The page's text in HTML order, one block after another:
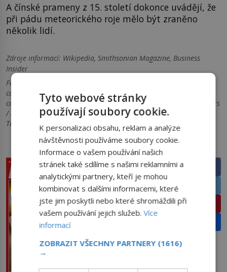
A čínské prameny z 15. století dokonce uvádějí, že
při pádu meteorického roje mělo být zraněno
několik lidí.
Zdroje informací: Wikipedia, Smithsonian Magazine, Business
Insider
Foto: 1) United Press International - The San Francisco News /
commons.wikimedia.org / volné dílo 2) Kai NeSmith /
commons.wikimedia.org / CC BY 4.0 3) Rivers A. Langley; SaveRivers
/ commons.wikimedia.org / CC BY-SA 3.0 4) Associated Press -
Tampa Bay Times / commons.wikimedia.org / volné dílo
PRÁVĚ V PRODEJI SDÍLEJTE ČLÁNEK
Facebook
Twitter
Pinterest
Tyto webové stránky
používají soubory cookie.
K personalizaci obsahu, reklam a analýze
návštěvnosti používáme soubory cookie.
Informace o vašem používání našich
stránek také sdílíme s našimi reklamními a
analytickými partnery, kteří je mohou
kombinovat s dalšími informacemi, které
jste jim poskytli nebo které shromáždili při
vašem používání jejich služeb.Více
informací
ZOBRAZIT VŠECHNY PARTNERY (1616)
→